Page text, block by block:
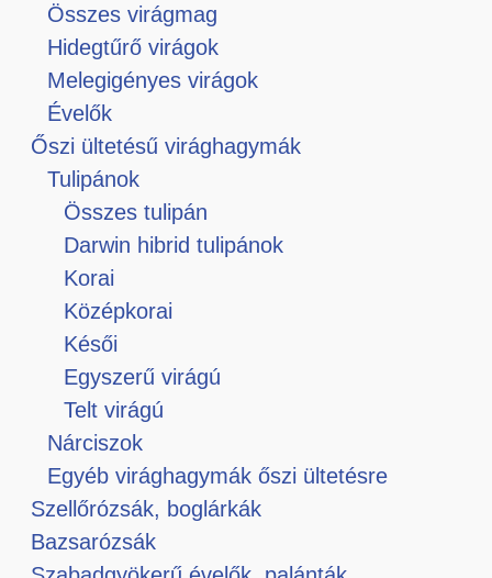
Összes virágmag
Hidegtűrő virágok
Melegigényes virágok
Évelők
Őszi ültetésű virághagymák
Tulipánok
Összes tulipán
Darwin hibrid tulipánok
Korai
Középkorai
Késői
Egyszerű virágú
Telt virágú
Nárciszok
Egyéb virághagymák őszi ültetésre
Szellőrózsák, boglárkák
Bazsarózsák